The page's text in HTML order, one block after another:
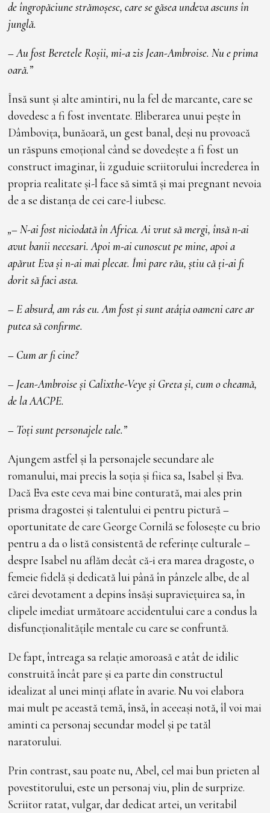
de îngropăciune strămoșesc, care se găsea undeva ascuns în
junglă.
– Au fost Beretele Roșii, mi-a zis Jean-Ambroise. Nu e prima
oară.”
Însă sunt și alte amintiri, nu la fel de marcante, care se
dovedesc a fi fost inventate. Eliberarea unui pește în
Dâmbovița, bunăoară, un gest banal, deși nu provoacă
un răspuns emoțional când se dovedește a fi fost un
construct imaginar, îi zguduie scriitorului încrederea în
propria realitate și-l face să simtă și mai pregnant nevoia
de a se distanța de cei care-l iubesc.
„– N-ai fost niciodată în Africa. Ai vrut să mergi, însă n-ai
avut banii necesari. Apoi m-ai cunoscut pe mine, apoi a
apărut Eva și n-ai mai plecat. Îmi pare rău, știu că ți-ai fi
dorit să faci asta.
– E absurd, am râs eu. Am fost și sunt atâția oameni care ar
putea să confirme.
– Cum ar fi cine?
– Jean-Ambroise și Calixthe-Veye și Greta și, cum o cheamă,
de la AACPE.
– Toți sunt personajele tale.”
Ajungem astfel și la personajele secundare ale
romanului, mai precis la soția și fiica sa, Isabel și Eva.
Dacă Eva este ceva mai bine conturată, mai ales prin
prisma dragostei și talentului ei pentru pictură –
oportunitate de care George Cornilă se folosește cu brio
pentru a da o listă consistentă de referințe culturale –
despre Isabel nu aflăm decât că-i era marea dragoste, o
femeie fidelă și dedicată lui până în pânzele albe, de al
cărei devotament a depins însăși supraviețuirea sa, în
clipele imediat următoare accidentului care a condus la
disfuncționalitățile mentale cu care se confruntă.
De fapt, întreaga sa relație amoroasă e atât de idilic
construită încât pare și ea parte din constructul
idealizat al unei minți aflate în avarie. Nu voi elabora
mai mult pe această temă, însă, în aceeași notă, îl voi mai
aminti ca personaj secundar model și pe tatăl
naratorului.
Prin contrast, sau poate nu, Abel, cel mai bun prieten al
povestitorului, este un personaj viu, plin de surprize.
Scriitor ratat, vulgar, dar dedicat artei, un veritabil